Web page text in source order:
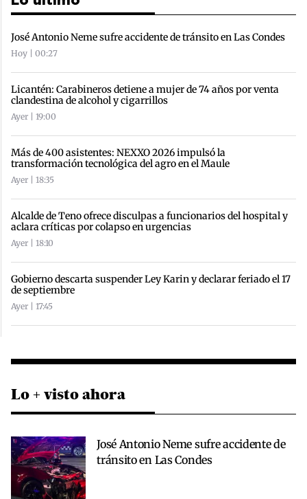
José Antonio Neme sufre accidente de tránsito en Las Condes
Hoy | 00:27
Licantén: Carabineros detiene a mujer de 74 años por venta
clandestina de alcohol y cigarrillos
Ayer | 19:00
Más de 400 asistentes: NEXXO 2026 impulsó la
transformación tecnológica del agro en el Maule
Ayer | 18:35
Alcalde de Teno ofrece disculpas a funcionarios del hospital y
aclara críticas por colapso en urgencias
Ayer | 18:10
Gobierno descarta suspender Ley Karin y declarar feriado el 17
de septiembre
Ayer | 17:45
Lo + visto ahora
José Antonio Neme sufre accidente de
tránsito en Las Condes